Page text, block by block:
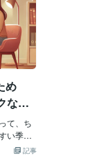
め
な生
て、ち
い季節
楽に生
記事